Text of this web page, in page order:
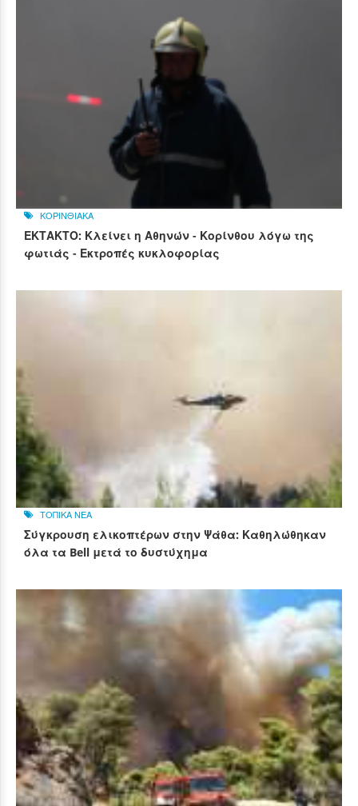
ΚΟΡΙΝΘΙΑΚΑ
ΕΚΤΑΚΤΟ: Κλείνει η Αθηνών - Κορίνθου λόγω της
φωτιάς - Εκτροπές κυκλοφορίας
ΤΟΠΙΚΑ ΝΕΑ
Σύγκρουση ελικοπτέρων στην Ψάθα: Καθηλώθηκαν
όλα τα Bell μετά το δυστύχημα